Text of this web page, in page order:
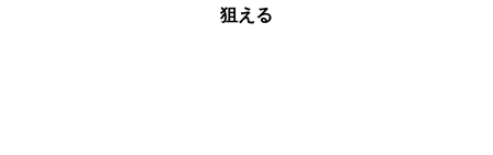
狙える